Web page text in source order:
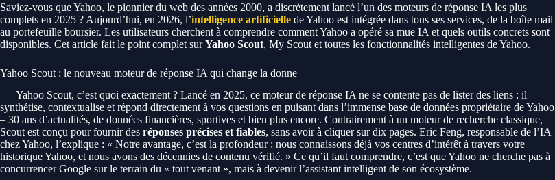
Saviez-vous que Yahoo, le pionnier du web des années 2000, a discrètement lancé l’un des moteurs de réponse IA les plus
complets en 2025 ? Aujourd’hui, en 2026, l’intelligence artificielle de Yahoo est intégrée dans tous ses services, de la boîte mail
au portefeuille boursier. Les utilisateurs cherchent à comprendre comment Yahoo a opéré sa mue IA et quels outils concrets sont
disponibles. Cet article fait le point complet surYahoo Scout, My Scout et toutes les fonctionnalités intelligentes de Yahoo.
Yahoo Scout : le nouveau moteur de réponse IA qui change la donne
Yahoo Scout, c’est quoi exactement ? Lancé en 2025, ce moteur de réponse IA ne se contente pas de lister des liens : il
synthétise, contextualise et répond directement à vos questions en puisant dans l’immense base de données propriétaire de Yahoo
– 30 ans d’actualités, de données financières, sportives et bien plus encore. Contrairement à un moteur de recherche classique,
Scout est conçu pour fournir des réponses précises et fiables, sans avoir à cliquer sur dix pages. Eric Feng, responsable de l’IA
chez Yahoo, l’explique : « Notre avantage, c’est la profondeur : nous connaissons déjà vos centres d’intérêt à travers votre
historique Yahoo, et nous avons des décennies de contenu vérifié. » Ce qu’il faut comprendre, c’est que Yahoo ne cherche pas à
concurrencer Google sur le terrain du « tout venant », mais à devenir l’assistant intelligent de son écosystème.